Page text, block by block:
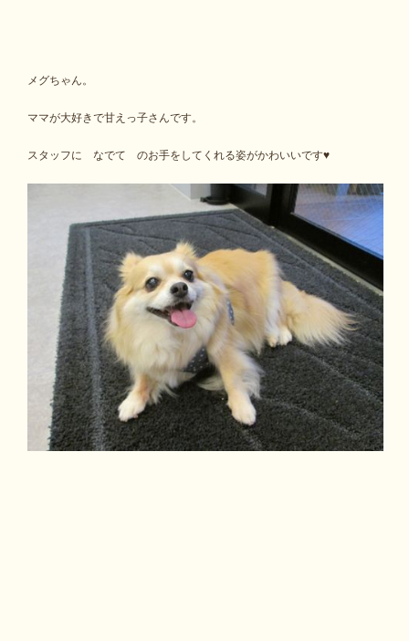
メグちゃん。
ママが大好きで甘えっ子さんです。
スタッフに なでて のお手をしてくれる姿がかわいいです♥